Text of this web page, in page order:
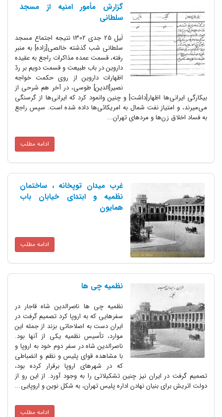
گزارش مأمور امنیه از مسجد
سلطانی
لَیل 25 جدی 1302 نتیجه اجتماع مسجد
سلطانی شب گذشته خالصی[زاده] به منبر
رفته، قسمت عمده مذاکرات راجع به عقیده
داروین در باب طبیعت و قسمت دویم بر ردّ
اظهارات داروین از روی حکمت خواجه
نصیر[الدین] طوسی، در آخر هم شرحی از
اظهار[داشت] و چنین وانمود کرد که ایرانی‌ها از گرسنگی
نفت شمال به امریکائی‌ها داده شده است. سپس راجع
زن‌ها و مردهای تهران...
غرب میدان توپخانه ، ساختمان
نظمیه و ابتدای خیابان باب
همایون
نظمیه چی ها
نظمیه چی ها ناصرالدین شاه قاجار در
سفرهایی که به اروپا کرد تصمیم گرفت در
ایران دست به اصلاحاتی بزند از جمله این
موارد، تأسیس نظمیه یکی از آنها بود.
ناصرالدین شاه در سفر دوم خود به اروپا و
با مشاهده قوای پلیس و نظم و انضباطی
که در شهرهای اروپا برقرار کرده بود،
ایران نیز چنین تشکیلاتی را به وجود آورد. از این رو از
بنیان نهادن اداره پلیس تهران، به شکل نوین و اروپایی...